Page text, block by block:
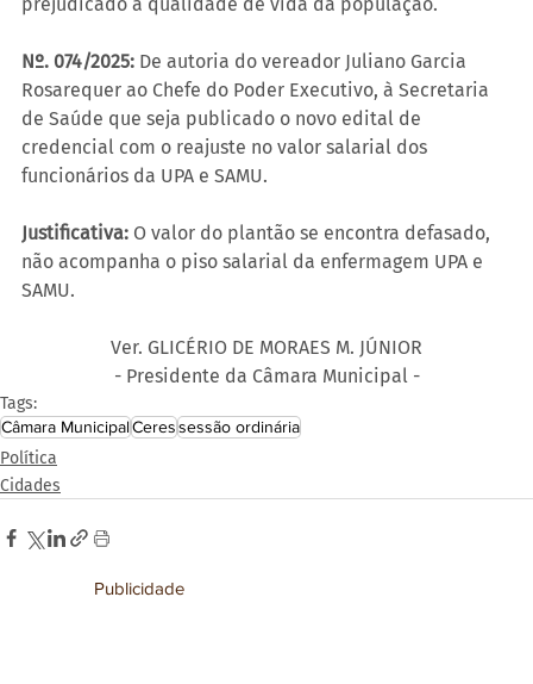
Nº. 074/2025: De autoria do vereador Juliano Garcia
Rosarequer ao Chefe do Poder Executivo, à Secretaria
de Saúde que seja publicado o novo edital de
credencial com o reajuste no valor salarial dos
funcionários da UPA e SAMU.
Justificativa: O valor do plantão se encontra defasado,
não acompanha o piso salarial da enfermagem UPA e
SAMU.
Ver. GLICÉRIO DE MORAES M. JÚNIOR
- Presidente da Câmara Municipal -
Tags:
Câmara MunicipalCeressessão ordinária
Política
Cidades
Publicidade